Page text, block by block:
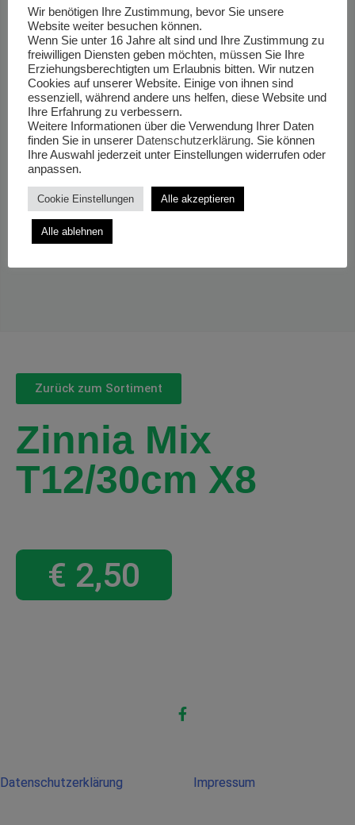
Zurück zum Sortiment
Zinnia Mix
T12/30cm X8
€ 2,50
Impressum
Datenschutzerklärung
Wir benötigen Ihre Zustimmung, bevor Sie unsere
Website weiter besuchen können.
Wenn Sie unter 16 Jahre alt sind und Ihre Zustimmung zu
freiwilligen Diensten geben möchten, müssen Sie Ihre
Erziehungsberechtigten um Erlaubnis bitten. Wir nutzen
Cookies auf unserer Website. Einige von ihnen sind
essenziell, während andere uns helfen, diese Website und
Ihre Erfahrung zu verbessern.
Weitere Informationen über die Verwendung Ihrer Daten
finden Sie in unserer Datenschutzerklärung. Sie können
Ihre Auswahl jederzeit unter Einstellungen widerrufen oder
anpassen.
Cookie Einstellungen Alle akzeptieren
Alle ablehnen